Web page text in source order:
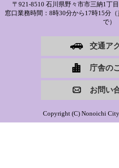
〒921-8510 石川県野々市市三納1丁
窓口業務時間：8時30分から17時15分（
で）
交通ア
庁舎の
お問い
Copyright (C) Nonoichi